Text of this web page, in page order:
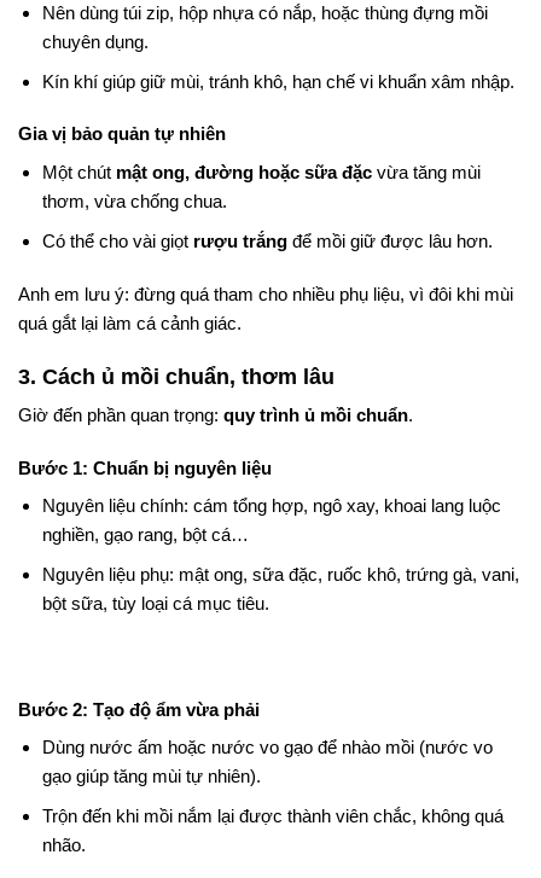
Nên dùng túi zip, hộp nhựa có nắp, hoặc thùng đựng mồi
chuyên dụng.
Kín khí giúp giữ mùi, tránh khô, hạn chế vi khuẩn xâm nhập.
Gia vị bảo quản tự nhiên
Một chút mật ong, đường hoặc sữa đặcvừa tăng mùi
thơm, vừa chống chua.
Có thể cho vài giọt rượu trắngđể mồi giữ được lâu hơn.
Anh em lưu ý: đừng quá tham cho nhiều phụ liệu, vì đôi khi mùi
quá gắt lại làm cá cảnh giác.
3. Cách ủ mồi chuẩn, thơm lâu
Giờ đến phần quan trọng: quy trình ủ mồi chuẩn.
Bước 1: Chuẩn bị nguyên liệu
Nguyên liệu chính: cám tổng hợp, ngô xay, khoai lang luộc
nghiền, gạo rang, bột cá…
Nguyên liệu phụ: mật ong, sữa đặc, ruốc khô, trứng gà, vani,
bột sữa, tùy loại cá mục tiêu.
Bước 2: Tạo độ ẩm vừa phải
Dùng nước ấm hoặc nước vo gạo để nhào mồi (nước vo
gạo giúp tăng mùi tự nhiên).
Trộn đến khi mồi nắm lại được thành viên chắc, không quá
nhão.